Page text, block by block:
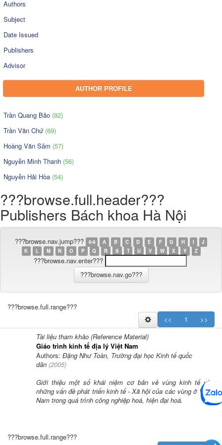
Authors
Subject
Date Issued
Publishers
Advisor
AUTHOR PROFILE
Trần Quang Bảo (92)
Trần Văn Chứ (69)
Hoàng Văn Sâm (57)
Nguyễn Minh Thanh (56)
Nguyễn Hải Hòa (54)
???browse.full.header???
Publishers Bách khoa Hà Nội
???browse.nav.jump??? 0-9 A B C D E F G H I
J
K
L M N O P Q R S T U V W X Y Z
???browse.nav.enter???
???browse.full.range???
<<
1
>>
Tài liệu tham khảo (Reference Material)
Giáo trình kinh tế địa lý Việt Nam
Authors: Đặng Như Toàn, Trường đại học Kinh tế quốc
dân (2005)
Giới thiệu một số khái niệm cơ bản về vùng kinh tế và
những vấn đề phát triển kinh tế - Xã hội của các vùng ở Việt
Nam trong quá trình công nghiệp hoá, hiện đại hoá.
???browse.full.range???